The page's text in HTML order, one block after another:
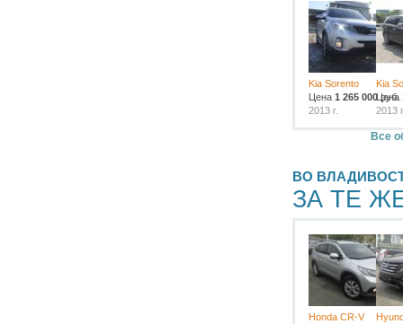
Kia Sorento
Цена 1 265 000 руб.
2013 г.
Kia
Цена
2013
Все
ВО
ЗА ТЕ
Honda CR-V